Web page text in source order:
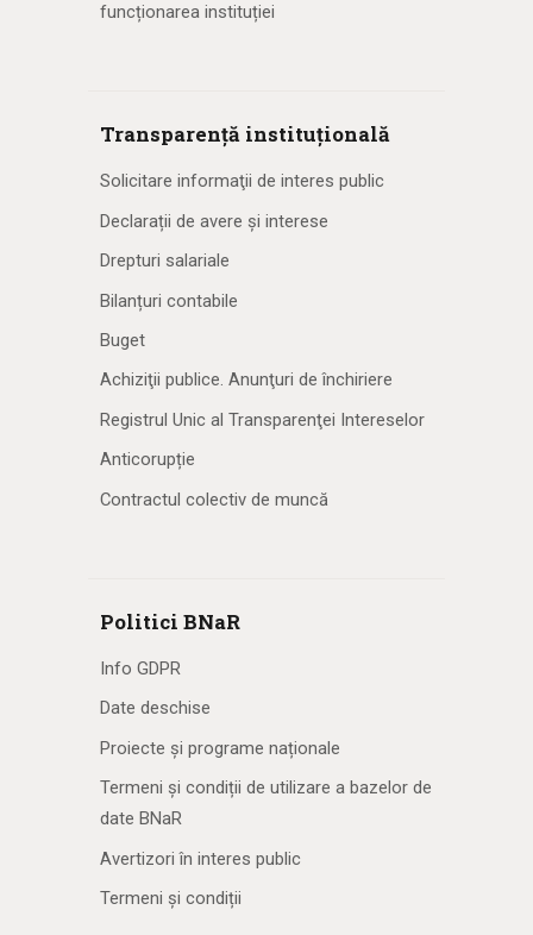
funcționarea instituției
Transparență instituțională
Solicitare informaţii de interes public
Declarații de avere și interese
Drepturi salariale
Bilanțuri contabile
Buget
Achiziţii publice. Anunţuri de închiriere
Registrul Unic al Transparenţei Intereselor
Anticorupție
Contractul colectiv de muncă
Politici BNaR
Info GDPR
Date deschise
Proiecte și programe naționale
Termeni și condiții de utilizare a bazelor de
date BNaR
Avertizori în interes public
Termeni și condiții